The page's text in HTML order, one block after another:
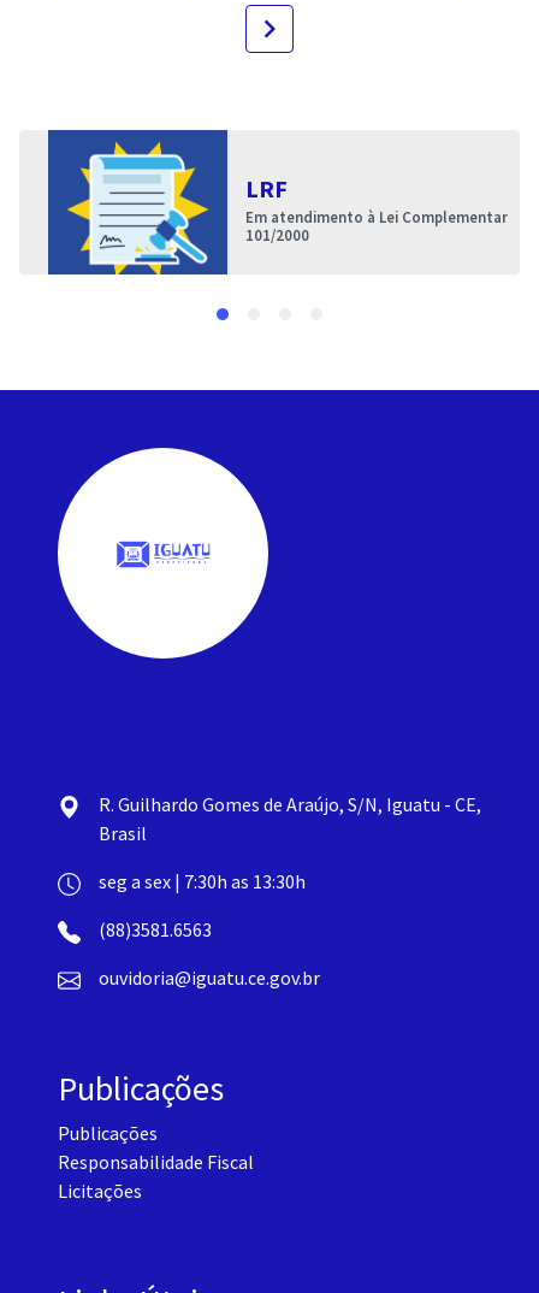
navigate_next
LRF
Em atendimento à Lei Complementar
101/2000
R. Guilhardo Gomes de Araújo, S/N, Iguatu - CE,
Brasil
seg a sex | 7:30h as 13:30h
(88)3581.6563
ouvidoria@iguatu.ce.gov.br
Publicações
Publicações
Responsabilidade Fiscal
Licitações